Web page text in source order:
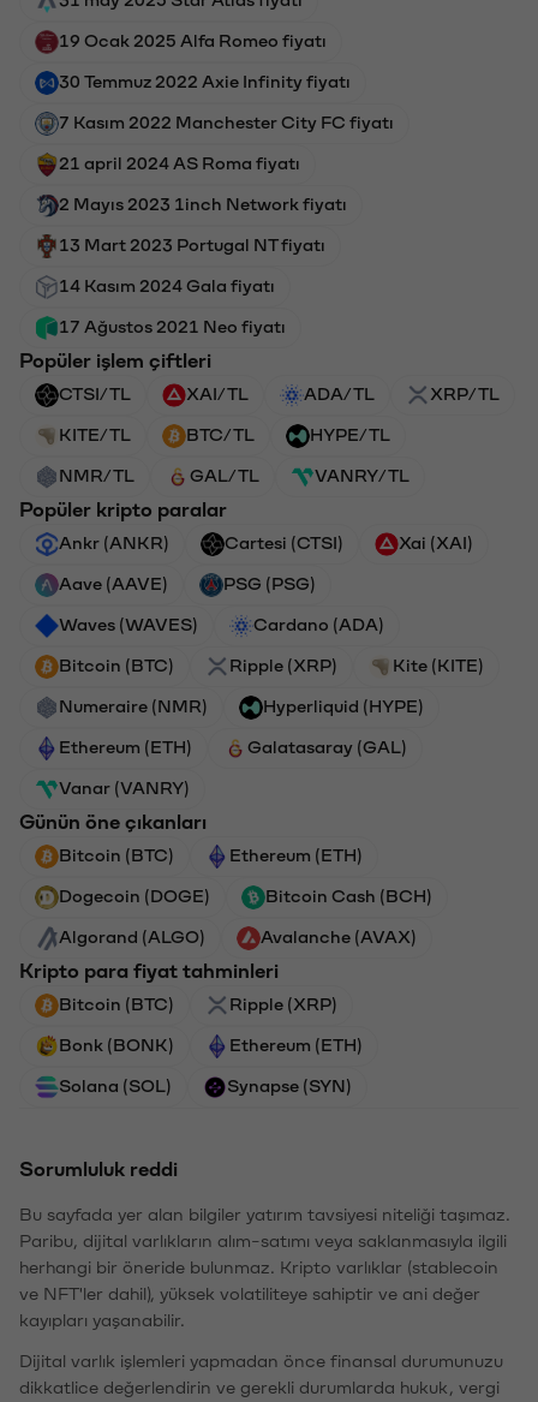
19 Ocak 2025 Alfa Romeo fiyatı
30 Temmuz 2022 Axie Infinity fiyatı
7 Kasım 2022 Manchester City FC fiyatı
21 april 2024 AS Roma fiyatı
2 Mayıs 2023 1inch Network fiyatı
13 Mart 2023 Portugal NT fiyatı
14 Kasım 2024 Gala fiyatı
17 Ağustos 2021 Neo fiyatı
Popüler işlem çiftleri
CTSI/TL XAI/TL ADA/TL XRP/TL
KITE/TL BTC/TL HYPE/TL
NMR/TL GAL/TL VANRY/TL
Popüler kripto paralar
Ankr (ANKR) Cartesi (CTSI) Xai (XAI)
Aave (AAVE) PSG (PSG)
Waves (WAVES) Cardano (ADA)
Bitcoin (BTC) Ripple (XRP) Kite (KITE)
Numeraire (NMR) Hyperliquid (HYPE)
Ethereum (ETH) Galatasaray (GAL)
Vanar (VANRY)
Günün öne çıkanları
Bitcoin (BTC) Ethereum (ETH)
Dogecoin (DOGE) Bitcoin Cash (BCH)
Algorand (ALGO) Avalanche (AVAX)
Kripto para fiyat tahminleri
Bitcoin (BTC) Ripple (XRP)
Bonk (BONK) Ethereum (ETH)
Solana (SOL) Synapse (SYN)
Sorumluluk reddi
Bu sayfada yer alan bilgiler yatırım tavsiyesi niteliği taşımaz.
Paribu, dijital varlıkların alım-satımı veya saklanmasıyla ilgili
herhangi bir öneride bulunmaz. Kripto varlıklar (stablecoin
ve NFT'ler dahil), yüksek volatiliteye sahiptir ve ani değer
kayıpları yaşanabilir.
Dijital varlık işlemleri yapmadan önce finansal durumunuzu
dikkatlice değerlendirin ve gerekli durumlarda hukuk, vergi